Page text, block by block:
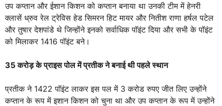
उप कप्तान और ईशान किशन को कप्तान बनाया था उनकी टीम में हेनरी
क्लासें ध्रुव रेल ट्रेविस हेड सिमरन हिट मायर और नितीश राणा हर्षल पटेल
और तुषार देशपांडे थे जिन्होंने इनको सर्वाधिक पॉइंट दिया और सभी के पॉइंट
को मिलाकर 1416 पॉइंट बने।
35 करोड़ के प्राइस पोल में प्रतीक ने बनाई थी पहले स्थान
प्रतीक ने 1422 पॉइंट लाकर इस पल में 3 करोड रुपए जीत लिए उन्होंने
कप्तान के रूप में इशान किशन को चुना था और उप कप्तान के रूप में उन्होंने